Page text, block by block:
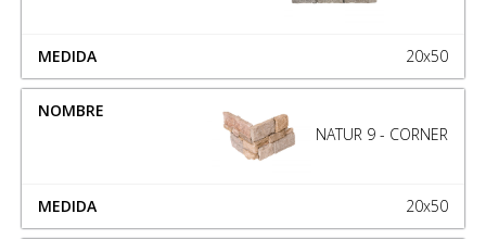
20x50
NATUR 9 - CORNER
20x50